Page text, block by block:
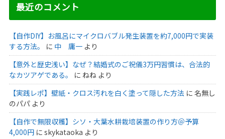
最近のコメント
【自作DIY】お風呂にマイクロバブル発生装置を約7,000円で実装
する方法。
に 中 庸一より
【意外と歴史浅い】なぜ？結婚式のご祝儀3万円習慣は、合法的
なカツアゲである。
に ねねより
【実践レポ】壁紙・クロス汚れを白く塗って隠した方法 に 名無し
のパパより
【自作で無限収穫】シソ・大葉水耕栽培装置の作り方＠予算
4,000円に skykataoka より